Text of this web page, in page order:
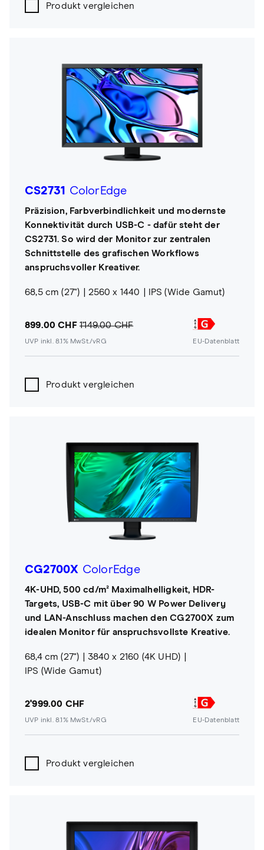
Produkt vergleichen
CS2731 ColorEdge
Präzision, Farbverbindlichkeit und modernste
Konnektivität durch USB-C - dafür steht der
CS2731. So wird der Monitor zur zentralen
Schnittstelle des grafischen Workflows
anspruchsvoller Kreativer.
68,5 cm (27") 2560 x 1440 IPS (Wide Gamut)
899.00 CHF 1'149.00 CHF
UVP inkl. 8.1% MwSt./vRG EU-Datenblatt
Produkt vergleichen
CG2700X ColorEdge
4K-UHD, 500 cd/m² Maximalhelligkeit, HDR-
Targets, USB-C mit über 90 W Power Delivery
und LAN-Anschluss machen den CG2700X zum
idealen Monitor für anspruchsvollste Kreative.
68,4 cm (27")
3840 x 2160 (4K UHD)
IPS (Wide Gamut)
2'999.00 CHF
UVP inkl. 8.1% MwSt./vRG EU-Datenblatt
Produkt vergleichen